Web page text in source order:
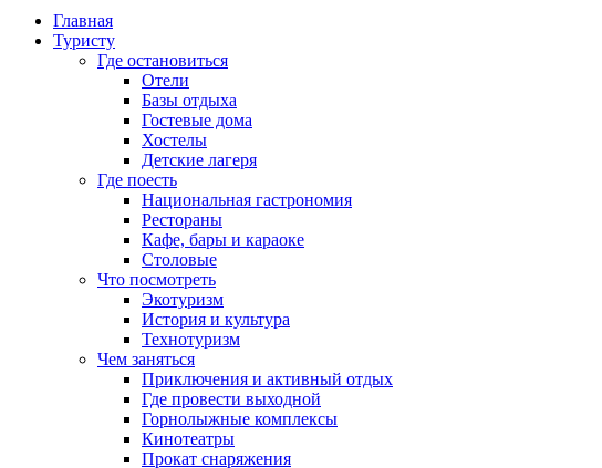
Главная
Туристу
Где остановиться
Отели
Базы отдыха
Гостевые дома
Хостелы
Детские лагеря
Где поесть
Национальная гастрономия
Рестораны
Кафе, бары и караоке
Столовые
Что посмотреть
Экотуризм
История и культура
Технотуризм
Чем заняться
Приключения и активный отдых
Где провести выходной
Горнолыжные комплексы
Кинотеатры
Прокат снаряжения